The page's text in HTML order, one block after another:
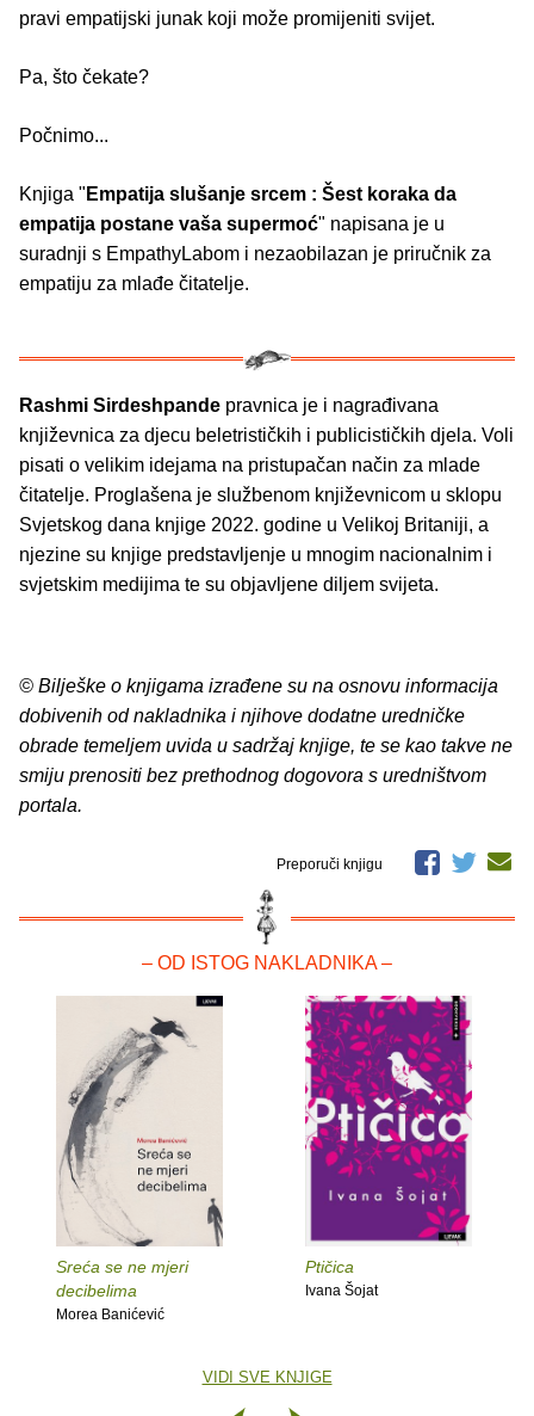
pravi empatijski junak koji može promijeniti svijet.
Pa, što čekate?
Počnimo...
Knjiga " Empatija slušanje srcem : Šest koraka da
empatija postane vaša supermoć" napisana je u
suradnji s EmpathyLabom i nezaobilazan je priručnik za
empatiju za mlađe čitatelje.
Rashmi Sirdeshpande pravnica je i nagrađivana
književnica za djecu beletrističkih i publicističkih djela. Voli
pisati o velikim idejama na pristupačan način za mlade
čitatelje. Proglašena je službenom književnicom u sklopu
Svjetskog dana knjige 2022. godine u Velikoj Britaniji, a
njezine su knjige predstavljenje u mnogim nacionalnim i
svjetskim medijima te su objavljene diljem svijeta.
© Bilješke o knjigama izrađene su na osnovu informacija
dobivenih od nakladnika i njihove dodatne uredničke
obrade temeljem uvida u sadržaj knjige, te se kao takve ne
smiju prenositi bez prethodnog dogovora s uredništvom
portala.
Preporuči knjigu
– OD ISTOG NAKLADNIKA –
Sreća se ne mjeri
decibelima
Morea Banićević
Ptičica
Ivana Šojat
VIDI SVE KNJIGE